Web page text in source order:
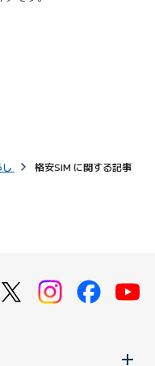
格安SIM に関する記事